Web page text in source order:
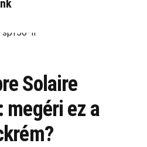
Solaire
megéri ez a